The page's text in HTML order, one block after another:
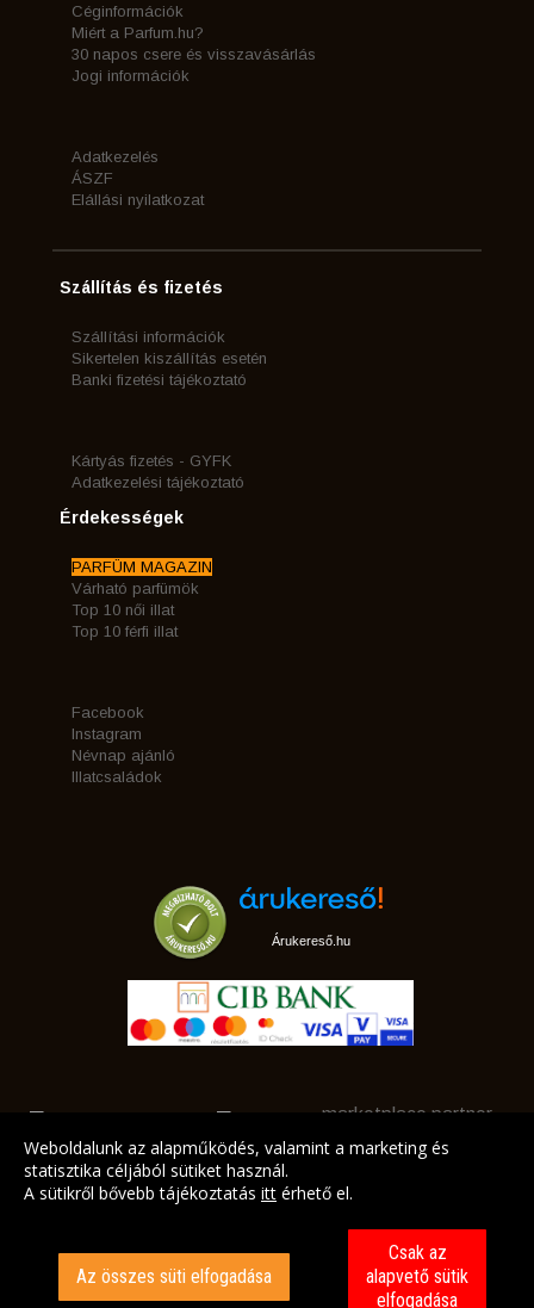
Céginformációk
Miért a Parfum.hu?
30 napos csere és visszavásárlás
Jogi információk
Adatkezelés
ÁSZF
Elállási nyilatkozat
Szállítás és fizetés
Szállítási információk
Sikertelen kiszállítás esetén
Banki fizetési tájékoztató
Kártyás fizetés - GYFK
Adatkezelési tájékoztató
Érdekességek
PARFÜM MAGAZIN
Várható parfümök
Top 10 női illat
Top 10 férfi illat
Facebook
Instagram
Névnap ajánló
Illatcsaládok
Árukereső.hu
marketplace partner
Weboldalunk az alapműködés, valamint a marketing és
statisztika céljából sütiket használ.
A sütikről bővebb tájékoztatás itt érhető el.
Az összes süti elfogadása
Csak az
alapvető sütik
elfogadása